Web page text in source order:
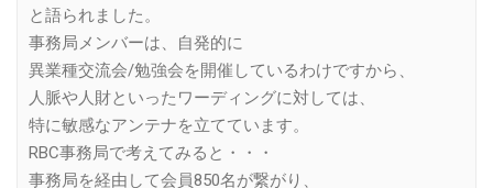
と語られました。
事務局メンバーは、自発的に
異業種交流会/勉強会を開催しているわけですから、
人脈や人財といったワーディングに対しては、
特に敏感なアンテナを立てています。
RBC事務局で考えてみると・・・
事務局を経由して会員850名が繋がり、